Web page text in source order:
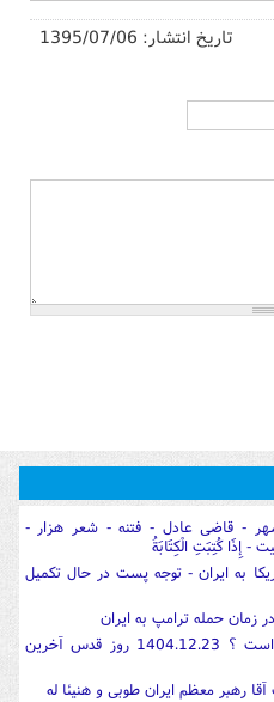
تاریخ انتشار: 1395/07/06
- قاضی عادل - فتنه - شعر هزار -
- إِذَا كُتِبَتِ الْكِتَابَةُ
به ایران - توجه پست در حال تکمیل
زمان حمله ترامپ به ایران
9. چرا ترامپ به ایران حمله کرده است ؟ 1404.12.23 روز قدس آخرین
رهبر معظم ایران طوبی و هنیئا له